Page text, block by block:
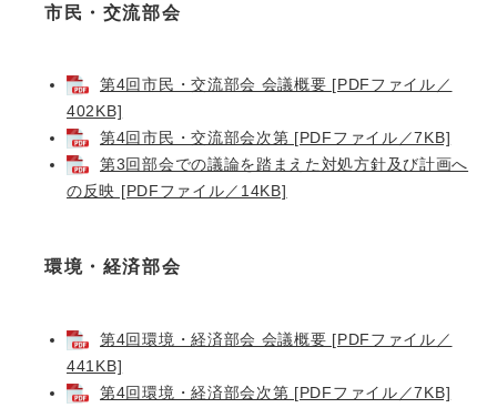
市民・交流部会
第4回市民・交流部会 会議概要 [PDFファイル／
402KB]
第4回市民・交流部会次第 [PDFファイル／7KB]
第3回部会での議論を踏まえた対処方針及び計画へ
の反映 [PDFファイル／14KB]
環境・経済部会
第4回環境・経済部会 会議概要 [PDFファイル／
441KB]
第4回環境・経済部会次第 [PDFファイル／7KB]